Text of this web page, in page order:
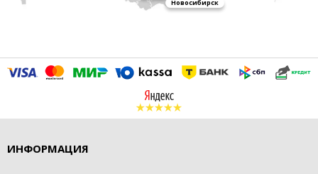
Новосибирск
ИНФОРМАЦИЯ